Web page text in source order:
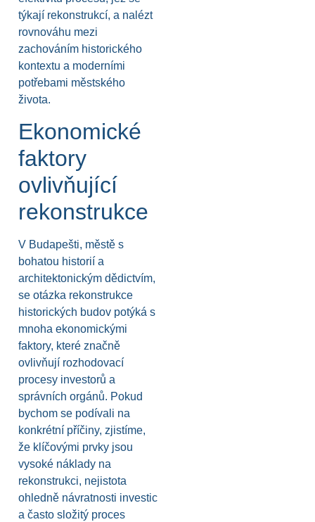
týkají rekonstrukcí, a nalézt
rovnováhu mezi
zachováním historického
kontextu a moderními
potřebami městského
života.
Ekonomické
faktory
ovlivňující
rekonstrukce
V Budapešti, městě s
bohatou historií a
architektonickým dědictvím,
se otázka rekonstrukce
historických budov potýká s
mnoha ekonomickými
faktory, které značně
ovlivňují rozhodovací
procesy investorů a
správních orgánů. Pokud
bychom se podívali na
konkrétní příčiny, zjistíme,
že klíčovými prvky jsou
vysoké náklady na
rekonstrukci, nejistota
ohledně návratnosti investic
a často složitý proces